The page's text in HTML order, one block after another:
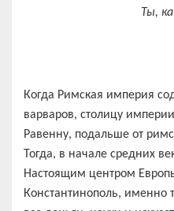
Ты,
Когда Римская империя
варваров, столицу
Равенну, подальше от
Тогда, в начале средних
Настоящим центром
Константинополь, именно